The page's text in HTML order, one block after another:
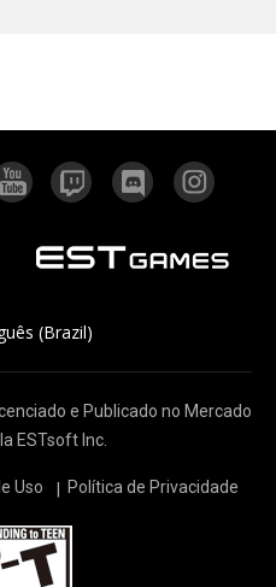
(Brazil)
e Publicado no Mercado
ESTsoft Inc.
Uso Política de Privacidade